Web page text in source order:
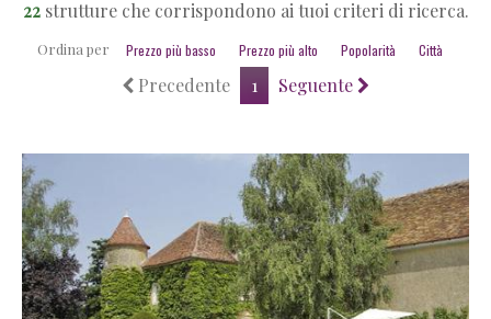
22strutture che corrispondono ai tuoi criteri di ricerca.
Ordina per Prezzo più basso Prezzo più alto Popolarità Città
Precedente 1 Seguente